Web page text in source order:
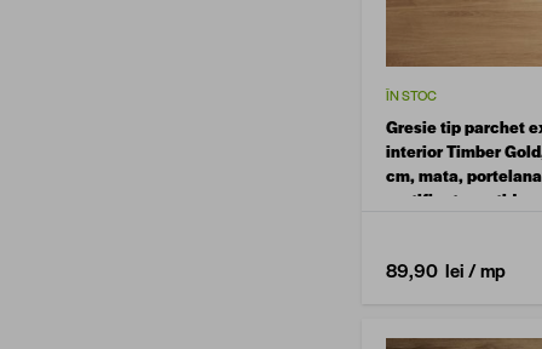
ÎN STOC
Gresie tip parchet
interior Timber
cm, mata,
rectificata,
89,90 lei/ mp